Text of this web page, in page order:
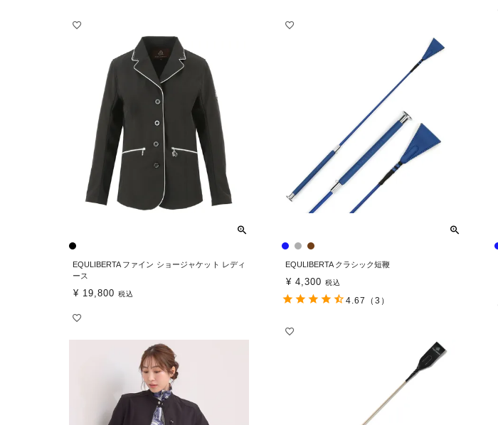
EQULIBERTA ファイン ショージャケット レディ
ース
¥ 19,800 税込
EQULIBERTA クラシック短鞭
¥ 4,300 税込
4.67 （3）